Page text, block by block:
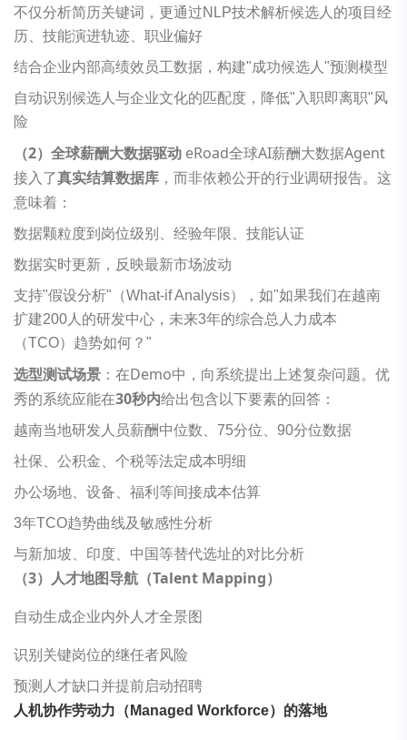
不仅分析简历关键词，更通过NLP技术解析候选人的项目经
历、技能演进轨迹、职业偏好
结合企业内部高绩效员工数据，构建"成功候选人"预测模型
自动识别候选人与企业文化的匹配度，降低"入职即离职"风
险
（2）全球薪酬大数据驱动 eRoad全球AI薪酬大数据Agent
接入了真实结算数据库 ，而非依赖公开的行业调研报告。这
意味着：
数据颗粒度到岗位级别、经验年限、技能认证
数据实时更新，反映最新市场波动
支持"假设分析"（What-if Analysis），如"如果我们在越南
扩建200人的研发中心，未来3年的综合总人力成本
（TCO）趋势如何？"
选型测试场景 ：在Demo中，向系统提出上述复杂问题。优
秀的系统应能在30秒内给出包含以下要素的回答：
越南当地研发人员薪酬中位数、75分位、90分位数据
社保、公积金、个税等法定成本明细
办公场地、设备、福利等间接成本估算
3年TCO趋势曲线及敏感性分析
与新加坡、印度、中国等替代选址的对比分析
（3） 人才地图导航（Talent Mapping）
自动生成企业内外人才全景图
识别关键岗位的继任者风险
预测人才缺口并提前启动招聘
人机协作劳动力（Managed Workforce）的落地